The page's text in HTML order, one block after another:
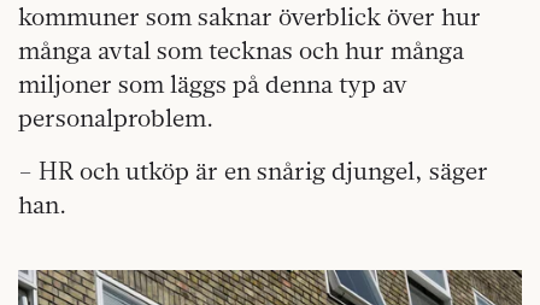
kommuner som saknar överblick över hur
många avtal som tecknas och hur många
miljoner som läggs på denna typ av
personalproblem.
– HR och utköp är en snårig djungel, säger
han.